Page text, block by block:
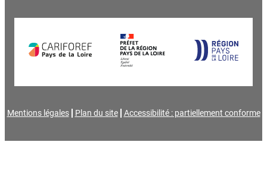
Mentions légales Plan du site Accessibilité : partiellement conforme